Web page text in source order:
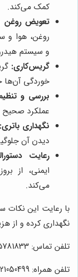
کمک می‌کند.
تعویض روغن
روغن، هوا و
و سیستم
گریس‌کاری:
خوردگی آن‌ها
بررسی و
عملکرد صحیح
نگهداری باتری:
دیدن آن
رعایت
ایمنی، از
می‌کند.
با رعایت این نکات
نگهداری کرده و از
تلفن تماس: 02155781833 - 02155716800
تلفن همراه: 09121050499 فکس: 02155728400